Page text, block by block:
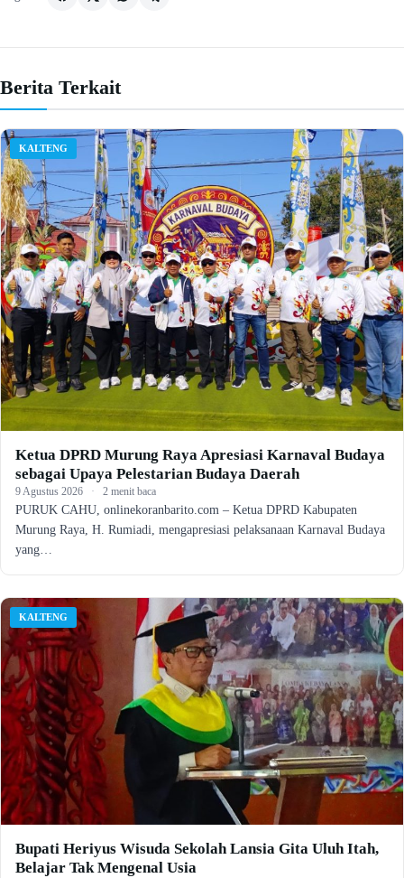
Berita Terkait
KALTENG
Ketua DPRD Murung Raya Apresiasi Karnaval Budaya
sebagai Upaya Pelestarian Budaya Daerah
9 Agustus 2026 · 2 menit baca
PURUK CAHU, onlinekoranbarito.com – Ketua DPRD Kabupaten
Murung Raya, H. Rumiadi, mengapresiasi pelaksanaan Karnaval Budaya
yang…
KALTENG
Bupati Heriyus Wisuda Sekolah Lansia Gita Uluh Itah,
Belajar Tak Mengenal Usia